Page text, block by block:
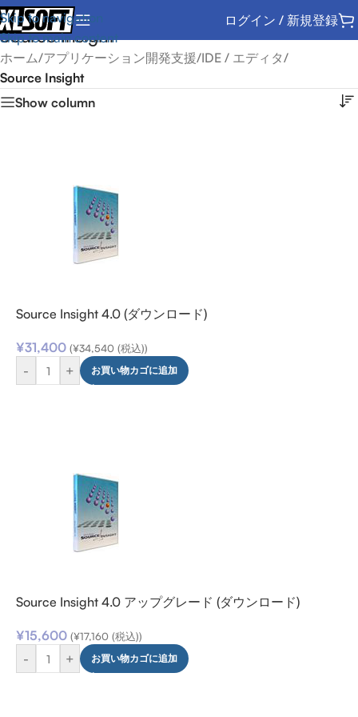
Skip to navigation
Skip to main content
ログイン / 新規登録
Source Insight
ホーム/アプリケーション開発支援/IDE / エディタ/
Source Insight
Show column
Source Insight 4.0 (ダウンロード)
¥31,400 (¥34,540 (税込))
- + お買い物カゴに追加
Source Insight 4.0 アップグレード (ダウンロード)
¥15,600 (¥17,160 (税込))
- + お買い物カゴに追加